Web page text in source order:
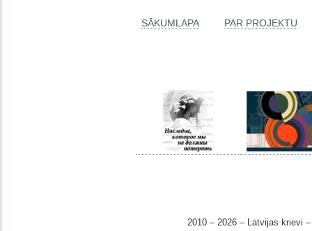
SĀKUMLAPA PAR PROJEKTU
2010 – 2026 – Latvijas krievi –